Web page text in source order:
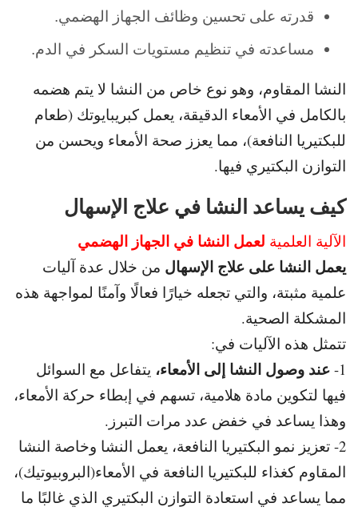
قدرته على تحسين وظائف الجهاز الهضمي.
مساعدته في تنظيم مستويات السكر في الدم.
النشا المقاوم، وهو نوع خاص من النشا لا يتم هضمه
بالكامل في الأمعاء الدقيقة، يعمل كبريبايوتك (طعام
للبكتيريا النافعة)، مما يعزز صحة الأمعاء ويحسن من
التوازن البكتيري فيها.
كيف يساعد النشا في علاج الإسهال
الآلية العلمية لعمل النشا في الجهاز الهضمي
يعمل النشا على علاج الإسهال من خلال عدة آليات
علمية مثبتة، والتي تجعله خيارًا فعالًا وآمنًا لمواجهة هذه
المشكلة الصحية.
تتمثل هذه الآليات في:
1- عند وصول النشا إلى الأمعاء، يتفاعل مع السوائل
فيها لتكوين مادة هلامية، تسهم في إبطاء حركة الأمعاء،
وهذا يساعد في خفض عدد مرات التبرز.
2- تعزيز نمو البكتيريا النافعة، يعمل النشا وخاصة النشا
المقاوم كغذاء للبكتيريا النافعة في الأمعاء(البروبيوتيك)،
مما يساعد في استعادة التوازن البكتيري الذي غالبًا ما